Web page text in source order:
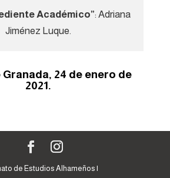
Académico”: Adriana
Jiménez Luque.
Granada, 24 de enero de
2021.
de Estudios Alhameños |